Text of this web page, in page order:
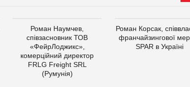
Роман Наумчев,
співзасновник ТОВ
«ФейрЛоджикс»,
комерційний директор
FRLG Freight SRL
(Румунія)
Роман Корсак,
франчайзингової
SPAR в Україні